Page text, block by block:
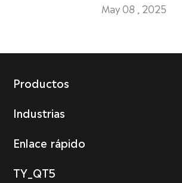
May 08 , 2025
Productos
Industrias
Enlace rápido
TY_QT5